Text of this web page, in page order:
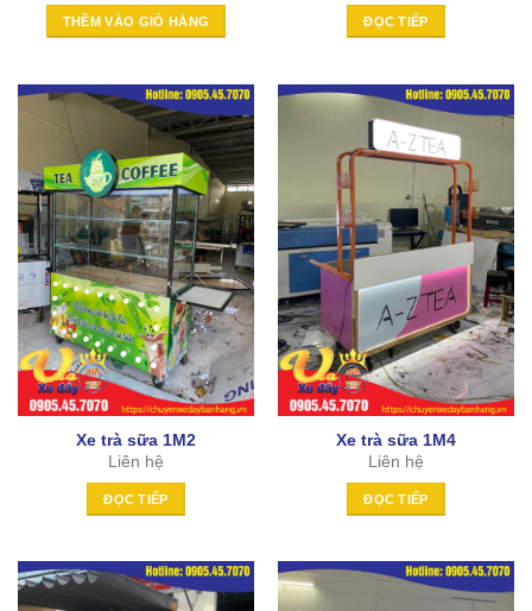
THÊM VÀO GIỎ HÀNG ĐỌC TIẾP
Xe trà sữa 1M2
Liên hệ
ĐỌC TIẾP
Xe trà sữa 1M4
Liên hệ
ĐỌC TIẾP